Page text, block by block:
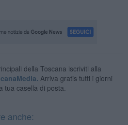
della Toscana iscriviti alla
Arriva gratis tutti i giorni
tua casella di posta.
anche: